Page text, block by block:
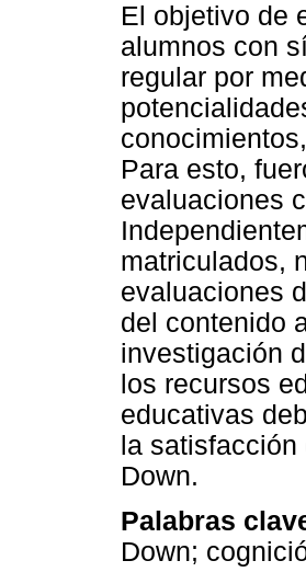
El objetivo de
alumnos con
regular por
Para esto,
evaluaciones
matriculados,
evaluaciones
del contenido
investigación
los recursos
educativas
la
Down.
Palabras
Down;